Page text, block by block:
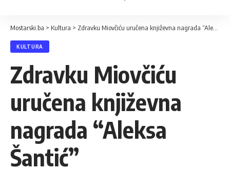
Mostarski.ba > Kultura > Zdravku Miovčiću uručena književna nagrada “Aleksa Šantić”
KULTURA
Zdravku Miovčiću
uručena književna
nagrada “Aleksa
Šantić”